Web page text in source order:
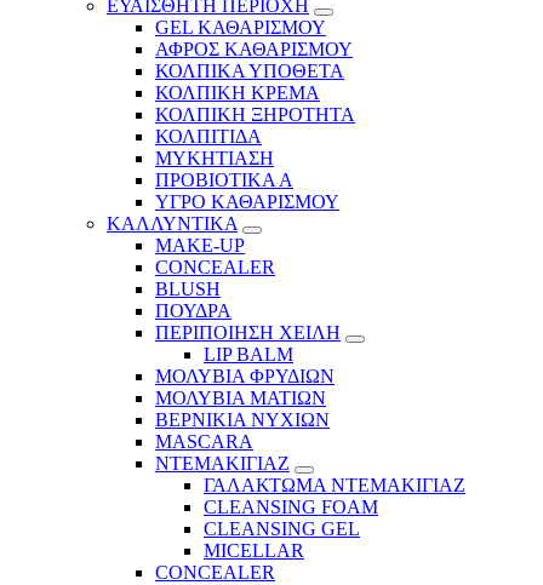
ΕΥΑΙΣΘΗΤΗ ΠΕΡΙΟΧΗ
GEL ΚΑΘΑΡΙΣΜΟΥ
ΑΦΡΟΣ ΚΑΘΑΡΙΣΜΟΥ
ΚΟΛΠΙΚΑ ΥΠΟΘΕΤΑ
ΚΟΛΠΙΚΗ ΚΡΕΜΑ
ΚΟΛΠΙΚΗ ΞΗΡΟΤΗΤΑ
ΚΟΛΠΙΤΙΔΑ
ΜΥΚΗΤΙΑΣΗ
ΠΡΟΒΙΟΤΙΚΑ Α
ΥΓΡΟ ΚΑΘΑΡΙΣΜΟΥ
ΚΑΛΛΥΝΤΙΚΑ
MAKE-UP
CONCEALER
BLUSH
ΠΟΥΔΡΑ
ΠΕΡΙΠΟΙΗΣΗ ΧΕΙΛΗ
LIP BALM
ΜΟΛΥΒΙΑ ΦΡΥΔΙΩΝ
ΜΟΛΥΒΙΑ ΜΑΤΙΩΝ
ΒΕΡΝΙΚΙΑ ΝΥΧΙΩΝ
MASCARA
ΝΤΕΜΑΚΙΓΙΑΖ
ΓΑΛΑΚΤΩΜΑ ΝΤΕΜΑΚΙΓΙΑΖ
CLEANSING FOAM
CLEANSING GEL
MICELLAR
CONCEALER